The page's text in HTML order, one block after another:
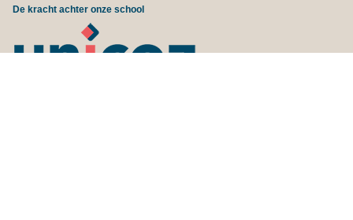
De kracht achter onze school